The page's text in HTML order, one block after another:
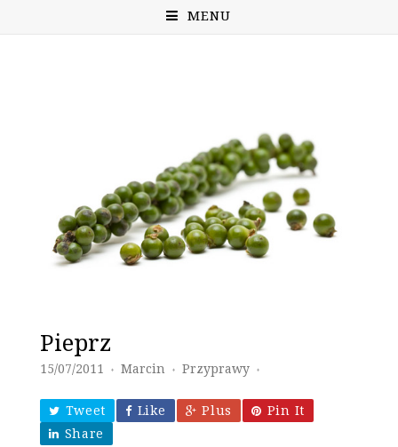
MENU
Pieprz
15/07/2011 ♦ Marcin ♦ Przyprawy ♦
Tweet Like Plus
Pin It
Share